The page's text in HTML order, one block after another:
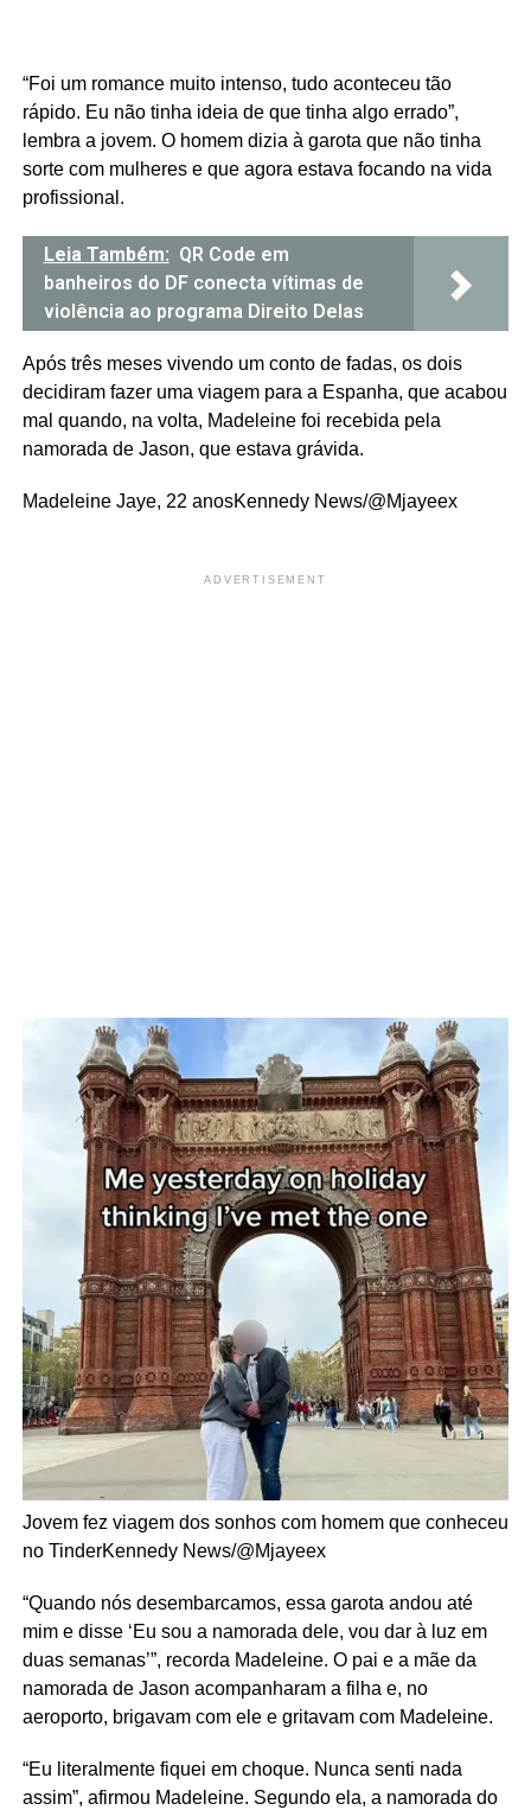
“Foi um romance muito intenso, tudo aconteceu tão
rápido. Eu não tinha ideia de que tinha algo errado”,
lembra a jovem. O homem dizia à garota que não tinha
sorte com mulheres e que agora estava focando na vida
profissional.
Leia Também: QR Code em
banheiros do DF conecta vítimas de
violência ao programa Direito Delas
Após três meses vivendo um conto de fadas, os dois
decidiram fazer uma viagem para a Espanha, que acabou
mal quando, na volta, Madeleine foi recebida pela
namorada de Jason, que estava grávida.
Madeleine Jaye, 22 anosKennedy News/@Mjayeex
ADVERTISEMENT
Jovem fez viagem dos sonhos com homem que conheceu
no TinderKennedy News/@Mjayeex
“Quando nós desembarcamos, essa garota andou até
mim e disse ‘Eu sou a namorada dele, vou dar à luz em
duas semanas’”, recorda Madeleine. O pai e a mãe da
namorada de Jason acompanharam a filha e, no
aeroporto, brigavam com ele e gritavam com Madeleine.
“Eu literalmente fiquei em choque. Nunca senti nada
assim”, afirmou Madeleine. Segundo ela, a namorada do